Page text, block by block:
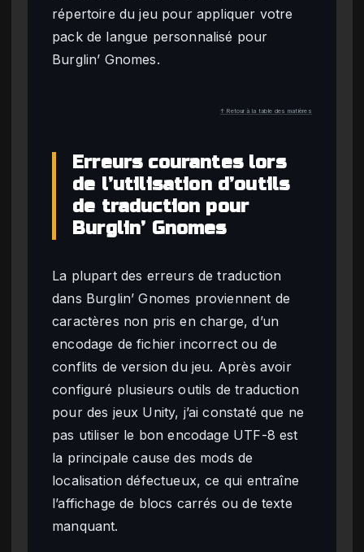
répertoire du jeu pour appliquer votre
pack de langue personnalisé pour
Burglin’ Gnomes.
↑ Retour à la table des matières
Erreurs courantes lors
de l’utilisation d’outils
de traduction pour
Burglin’ Gnomes
La plupart des erreurs de traduction
dans Burglin’ Gnomes proviennent de
caractères non pris en charge, d’un
encodage de fichier incorrect ou de
conflits de version du jeu. Après avoir
configuré plusieurs outils de traduction
pour des jeux Unity, j’ai constaté que ne
pas utiliser le bon encodage UTF-8 est
la principale cause des mods de
localisation défectueux, ce qui entraîne
l’affichage de blocs carrés ou de texte
manquant.